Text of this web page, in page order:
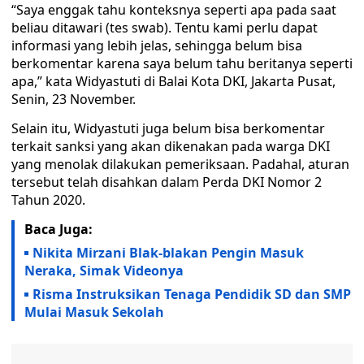
“Saya enggak tahu konteksnya seperti apa pada saat
beliau ditawari (tes swab). Tentu kami perlu dapat
informasi yang lebih jelas, sehingga belum bisa
berkomentar karena saya belum tahu beritanya seperti
apa,” kata Widyastuti di Balai Kota DKI, Jakarta Pusat,
Senin, 23 November.
Selain itu, Widyastuti juga belum bisa berkomentar
terkait sanksi yang akan dikenakan pada warga DKI
yang menolak dilakukan pemeriksaan. Padahal, aturan
tersebut telah disahkan dalam Perda DKI Nomor 2
Tahun 2020.
Baca Juga:
Nikita Mirzani Blak-blakan Pengin Masuk
Neraka, Simak Videonya
Risma Instruksikan Tenaga Pendidik SD dan SMP
Mulai Masuk Sekolah